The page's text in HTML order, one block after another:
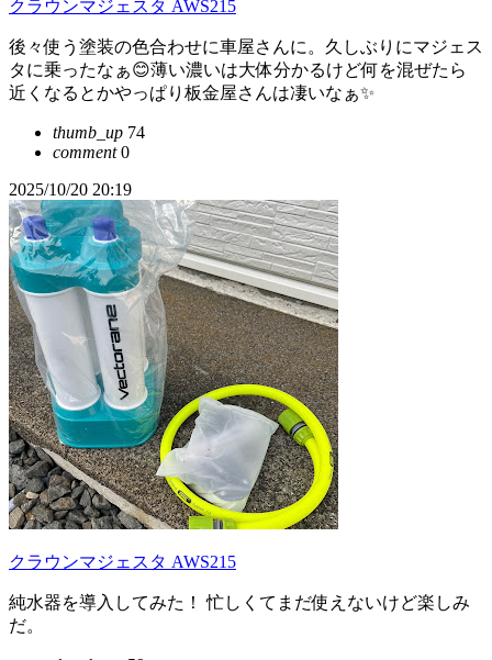
クラウンマジェスタ AWS215
後々使う塗装の色合わせに車屋さんに。久しぶりにマジェス
タに乗ったなぁ😊薄い濃いは大体分かるけど何を混ぜたら
近くなるとかやっぱり板金屋さんは凄いなぁ✨
thumb_up 74
comment0
2025/10/20 20:19
クラウンマジェスタ AWS215
純水器を導入してみた！ 忙しくてまだ使えないけど楽しみ
だ。